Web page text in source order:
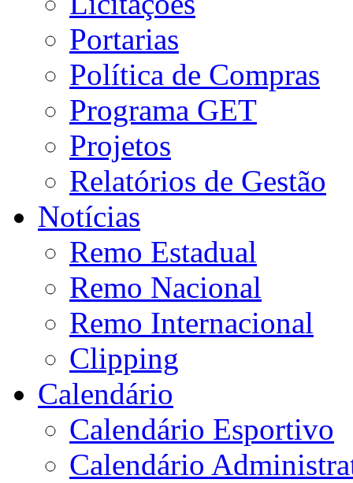
Portarias
Política de Compras
Programa GET
Projetos
Relatórios de Gestão
Notícias
Remo Estadual
Remo Nacional
Remo Internacional
Clipping
Calendário
Calendário Esportivo
Calendário